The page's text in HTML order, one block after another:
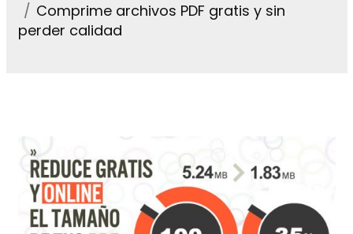
Comprime archivos PDF gratis y sin
perder calidad